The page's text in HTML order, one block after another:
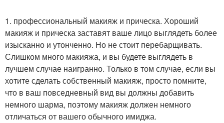
1. профессиональный макияж и прическа. Хороший
макияж и прическа заставят ваше лицо выглядеть более
изысканно и утонченно. Но не стоит перебарщивать.
Слишком много макияжа, и вы будете выглядеть в
лучшем случае наигранно. Только в том случае, если вы
хотите сделать собственный макияж, просто помните,
что в ваш повседневный вид вы должны добавить
немного шарма, поэтому макияж должен немного
отличаться от вашего обычного имиджа.